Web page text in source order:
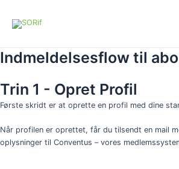
indholdet
Indmeldelsesflow til
Trin 1 - Opret Profil
Første skridt er at oprette en profil med dine
Når profilen er oprettet, får du tilsendt en mail
oplysninger til Conventus – vores